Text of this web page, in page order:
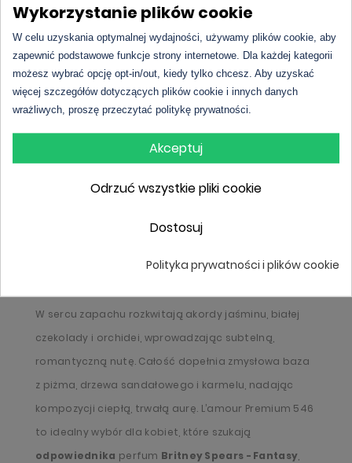
Opis
L’amour Premium 546 | Britney Spears –
dla kobiet, które uwielbiają otaczać się ciepłymi,
owocowo-kwiatowymi kompozycjami. Ten
soczystymi nutami kiwi, czerwonej porzeczki i
W sercu zapachu rozkwitają akordy jaśminu, białej
czekolady i orchidei, wprowadzając subtelną,
romantyczną nutę. Całość dopełnia zmysłowa baza
z piżma, drzewa sandałowego i karmelu, nadając
kompozycji ciepłą, trwałą aurę. L’amour Premium 546
to idealny wybór dla kobiet, które szukają
odpowiednika perfum Britney Spears - Fantasy
Wykorzystanie plików cookie
W celu uzyskania optymalnej wydajności, używamy plików cookie, aby
zapewnić podstawowe funkcje strony internetowe. Dla każdej kategorii
możesz wybrać opcję opt-in/out, kiedy tylko chcesz. Aby uzyskać
więcej szczegółów dotyczących plików cookie i innych danych
wrażliwych, proszę przeczytać politykę prywatności.
Akceptuj
Odrzuć wszystkie pliki cookie
Dostosuj
Polityka prywatności i plików cookie